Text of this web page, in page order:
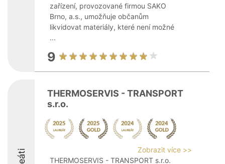
zařízení, provozované firmou SAKO
Brno, a.s., umožňuje občanům
likvidovat materiály, které není možné
...
9
THERMOSERVIS - TRANSPORT
s.r.o.
Zobrazit více >>
THERMOSERVIS - TRANSPORT s.r.o.